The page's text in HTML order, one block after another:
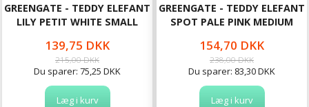
GREENGATE - TEDDY ELEFANT
LILY PETIT WHITE SMALL
139,75 DKK
215,00 DKK
Du sparer: 75,25 DKK
Læg i kurv
GREENGATE - TEDDY ELEFANT
SPOT PALE PINK MEDIUM
154,70 DKK
238,00 DKK
Du sparer: 83,30 DKK
Læg i kurv